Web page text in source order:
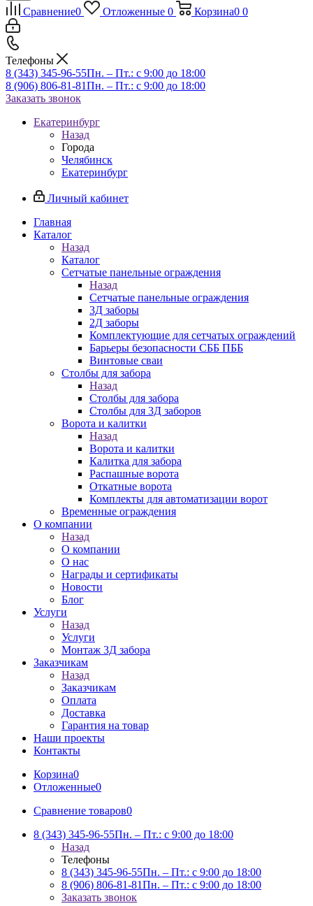
Сравнение0 Отложенные 0 Корзина0 0
Телефоны
8 (343) 345-96-55Пн. – Пт.: с 9:00 до 18:00
8 (906) 806-81-81Пн. – Пт.: с 9:00 до 18:00
Заказать звонок
Екатеринбург
Назад
Города
Челябинск
Екатеринбург
Личный кабинет
Главная
Каталог
Назад
Каталог
Сетчатые панельные ограждения
Назад
Сетчатые панельные ограждения
3Д заборы
2Д заборы
Комплектующие для сетчатых ограждений
Барьеры безопасности СББ ПББ
Винтовые сваи
Столбы для забора
Назад
Столбы для забора
Столбы для 3Д заборов
Ворота и калитки
Назад
Ворота и калитки
Калитка для забора
Распашные ворота
Откатные ворота
Комплекты для автоматизации ворот
Временные ограждения
О компании
Назад
О компании
О нас
Награды и сертификаты
Новости
Блог
Услуги
Назад
Услуги
Монтаж 3Д забора
Заказчикам
Назад
Заказчикам
Оплата
Доставка
Гарантия на товар
Наши проекты
Контакты
Корзина0
Отложенные0
Сравнение товаров0
8 (343) 345-96-55Пн. – Пт.: с 9:00 до 18:00
Назад
Телефоны
8 (343) 345-96-55Пн. – Пт.: с 9:00 до 18:00
8 (906) 806-81-81Пн. – Пт.: с 9:00 до 18:00
Заказать звонок